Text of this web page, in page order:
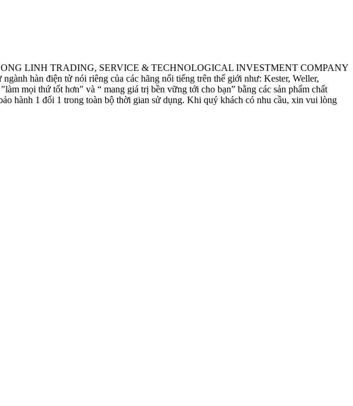
LINH TRADING, SERVICE & TECHNOLOGICAL INVESTMENT COMPANY
hàn điện tử nói riêng của các hãng nổi tiếng trên thế giới như: Kester, Weller,
mọi thứ tốt hơn" và “ mang giá trị bền vững tới cho bạn” bằng các sản phẩm chất
hành 1 đổi 1 trong toàn bộ thời gian sử dụng. Khi quý khách có nhu cầu, xin vui lòng